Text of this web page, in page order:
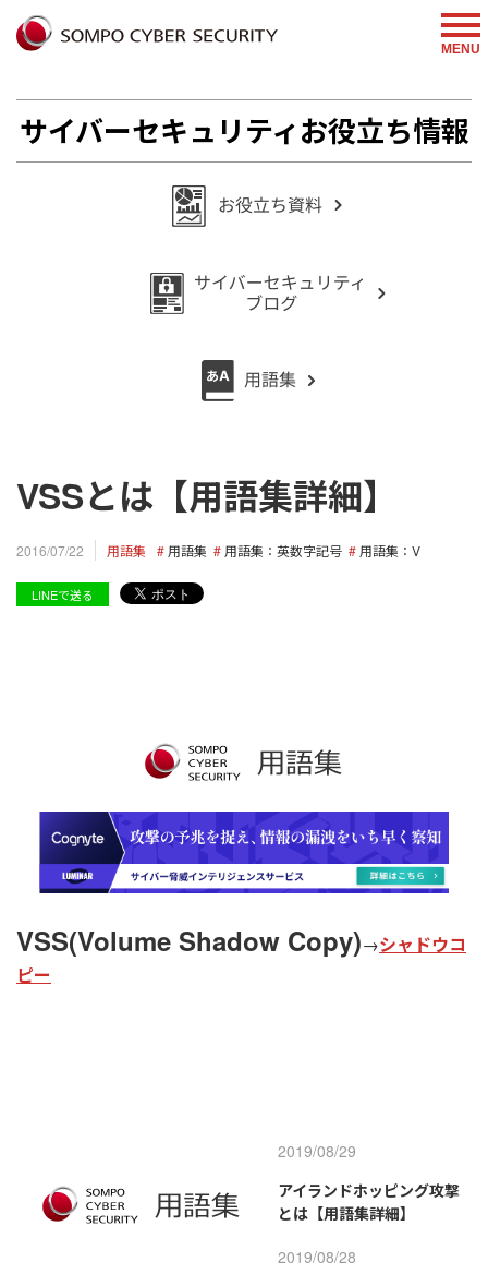
MENU
サイバーセキュリティお役立ち情報
VSSとは【用語集詳細】
2016/07/22 用語集 用語集 用語集：英数字記号 用語集：V
LINEで送る
VSS(Volume Shadow Copy)→シャドウコ
ピー
2019/08/29
アイランドホッピング攻撃
とは【用語集詳細】
2019/08/28